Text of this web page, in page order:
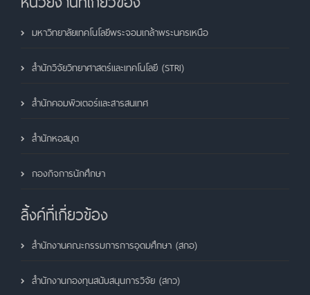
มหาวิทยาลัยเทคโนโลยีพระจอมเกล้าพระนครเหนือ
สำนักวิจัยวิทยาศาสตร์และเทคโนโลยี (STRI)
สำนักคอมพิวเตอร์และสารสนเทศ
สำนักหอสมุด
กองกิจการนักศึกษา
ลิ้งค์ที่เกี่ยวข้อง
สำนักงานคณะกรรมการการอุดมศึกษา (สกอ)
สำนักงานกองทุนสนับสนุนการวิจัย (สกว)